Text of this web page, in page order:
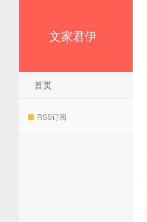
文家君伊
首页
RSS订阅